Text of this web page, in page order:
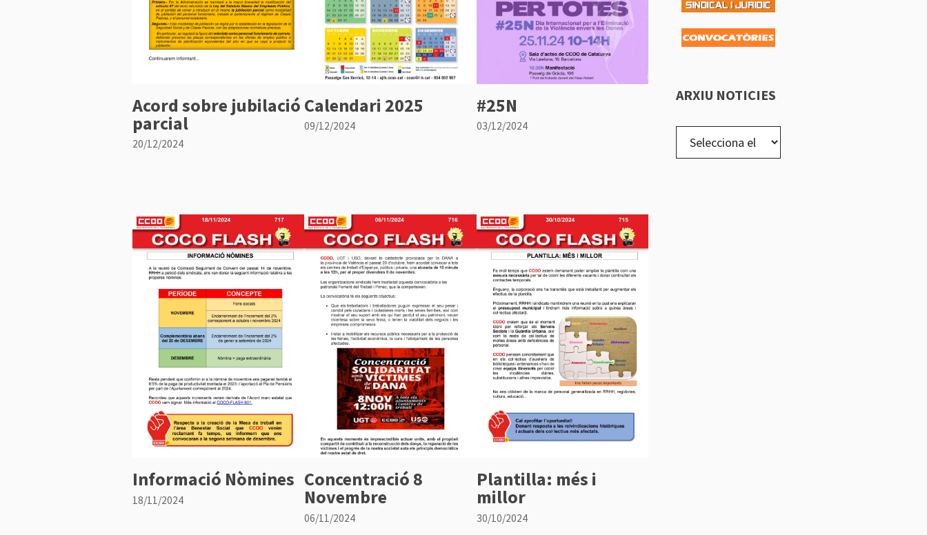
Acord sobre jubilació
parcial
20/12/2024
Calendari 2025
09/12/2024
#25N
03/12/2024
Informació Nòmines
18/11/2024
Concentració 8
Novembre
06/11/2024
Plantilla: més i
millor
30/10/2024
ARXIU NOTICIES
noticies